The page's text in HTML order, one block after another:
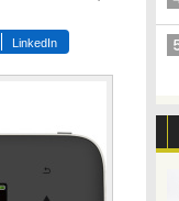
LinkedIn